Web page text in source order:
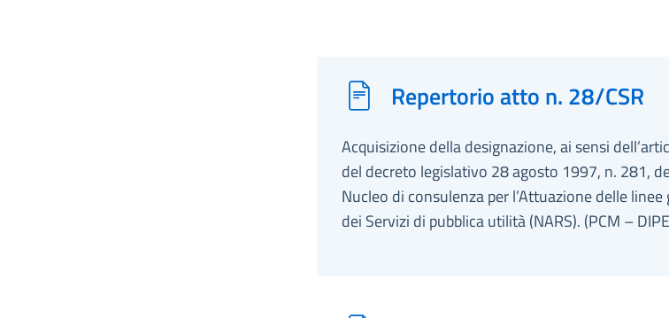
Repertorio atto n. 28/CSR
Acquisizione della designazione, ai sensi
del decreto legislativo 28 agosto 1997, n. 281,
Nucleo di consulenza per l’Attuazione delle
dei Servizi di pubblica utilità (NARS). (PCM –